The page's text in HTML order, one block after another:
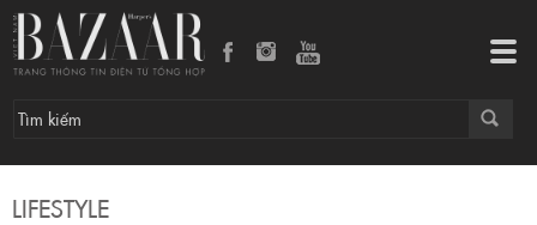
LIFESTYLE
Nếu Trịnh Thăng Bình là một chai rượu vang…